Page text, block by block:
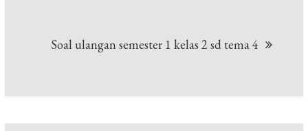
Soal ulangan semester 1 kelas 2 sd tema 4